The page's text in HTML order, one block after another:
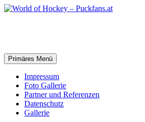
Zum
Suchen
Primäres Menü
Impressum
Foto Gallerie
Partner und Referenzen
Datenschutz
Gallerie